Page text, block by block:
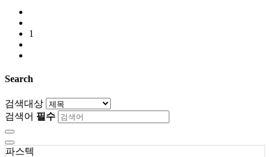
1
Search
검색대상
검색어 필수
파스텍